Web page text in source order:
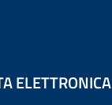
ELETTRONICA